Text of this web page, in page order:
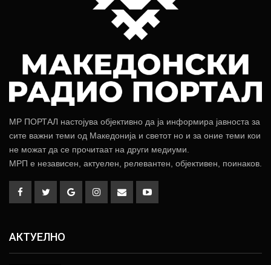
МР ПОРТАЛ настојува објективно да ја информира јавноста за
сите важни теми од Македонија и светот но и за оние теми кои
не можат да се прочитаат на други медиуми.
МРП е независен, актуелен, релевантен, објективен, поинаков.
АКТУЕЛНО